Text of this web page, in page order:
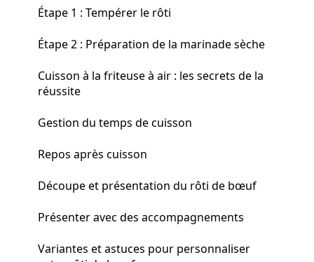
Étape 1 : Tempérer le rôti
Étape 2 : Préparation de la marinade sèche
Cuisson à la friteuse à air : les secrets de la
réussite
Gestion du temps de cuisson
Repos après cuisson
Découpe et présentation du rôti de bœuf
Présenter avec des accompagnements
Variantes et astuces pour personnaliser